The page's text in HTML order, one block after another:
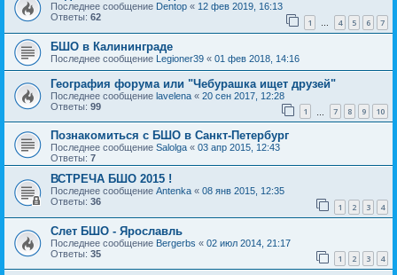
Последнее сообщение Dentop « 12 фев 2019, 16:13
Ответы: 62 1 4 5 6 7
БШО в Калининграде
Последнее сообщение Legioner39 « 01 фев 2018, 14:16
География форума или "Чебурашка ищет друзей"
Последнее сообщение lavelena « 20 сен 2017, 12:28
Ответы: 99 1 7 8 9 10
Познакомиться с БШО в Санкт-Петербург
Последнее сообщение Salolga « 03 апр 2015, 12:43
Ответы: 7
ВСТРЕЧА БШО 2015 !
Последнее сообщение Antenka « 08 янв 2015, 12:35
Ответы: 36 1 2 3 4
Слет БШО - Ярославль
Последнее сообщение Bergerbs « 02 июл 2014, 21:17
Ответы: 35 1 2 3 4